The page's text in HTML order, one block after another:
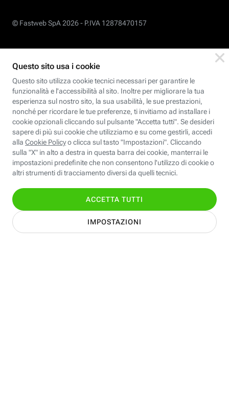
© Fastweb SpA 2026 - P.IVA 12878470157